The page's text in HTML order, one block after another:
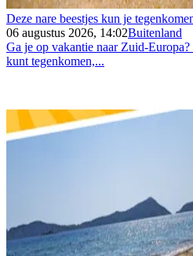
Deze nare beestjes kun je
06 augustus 2026, 14:02Buitenland
Ga je op vakantie naar Zuid-
kunt tegenkomen,...